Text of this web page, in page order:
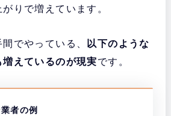
りで増えています。
でやっている、
以下のような
えているのが現実です。
者の例